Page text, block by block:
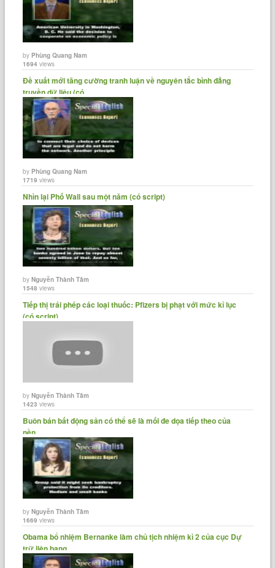
byPhùng Quang Nam
1694 views
Đề xuất mới tăng cường tranh luận về nguyên tắc bình đẳng
truyền dữ liệu (có......
byPhùng Quang Nam
1719 views
Nhìn lại Phố Wall sau một năm (có script)
byNguyễn Thành Tâm
1548 views
Tiếp thị trái phép các loại thuốc: Pfizers bị phạt với mức kỉ lục
(có script)
byNguyễn Thành Tâm
1423 views
Buôn bán bất động sản có thể sẽ là mối đe dọa tiếp theo của
nền......
byNguyễn Thành Tâm
1669 views
Obama bổ nhiệm Bernanke làm chủ tịch nhiệm kì 2 của cục Dự
trữ liên bang......